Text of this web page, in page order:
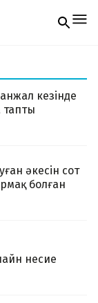
кезінде
тапты
әкесін сот
болған
несие